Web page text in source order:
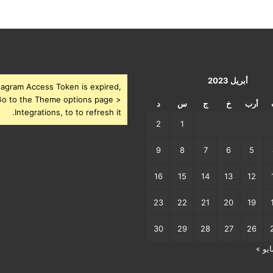
أبريل 2023
أرب خ ج س د
1
2
5
6
7
8
9
12
13
14
15
16
19
20
21
22
23
26
27
28
29
30
»
Access Token is expired,
to the Theme options page >
Integrations, to to refresh it.